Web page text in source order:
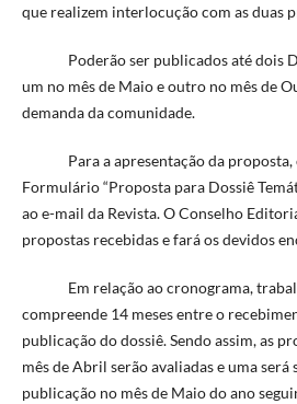
que realizem interlocução com as duas
Poderão ser publicados até dois
um no mês de Maio e outro no mês de
demanda da comunidade.
Para a apresentação da proposta,
Formulário “Proposta para Dossiê
ao e-mail da Revista. O Conselho
propostas recebidas e fará os devidos
Em relação ao cronograma,
compreende 14 meses entre o
publicação do dossiê. Sendo assim, as
mês de Abril serão avaliadas e uma será
publicação no mês de Maio do ano